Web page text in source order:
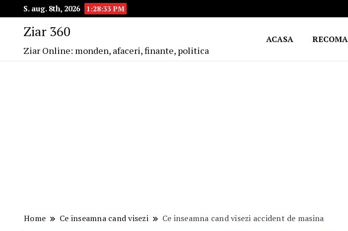
S. aug. 8th, 2026 1:28:34 PM
Ziar 360
Ziar Online: monden, afaceri, finante, politica
ACASA
Home Ce inseamna cand visezi Ce inseamna cand visezi accident de masina